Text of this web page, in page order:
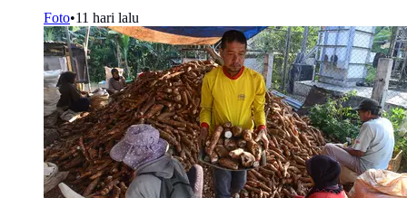
Foto•11 hari lalu